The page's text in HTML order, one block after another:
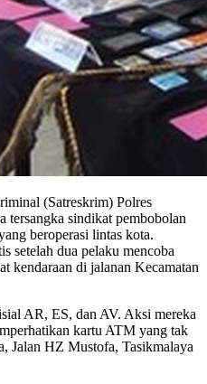
(Satreskrim) Polres
tersangka sindikat pembobolan
beroperasi lintas kota.
setelah dua pelaku mencoba
kendaraan di jalanan Kecamatan
AR, ES, dan AV. Aksi mereka
kartu ATM yang tak
Jalan HZ Mustofa, Tasikmalaya